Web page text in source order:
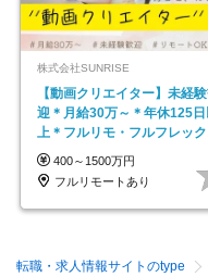
株式会社SUNRISE
【動画クリエイター】未経
迎＊月給30万～＊年休125日
上＊フルリモ・フルフレッ
◆10名の採用が決定◆
400～1500万円
フルリモートあり
転職・求人情報サイトのtype